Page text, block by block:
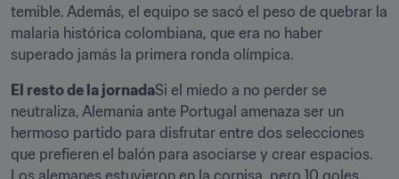
temible. Además, el equipo se sacó el peso de quebrar la
malaria histórica colombiana, que era no haber
superado jamás la primera ronda olímpica.
El resto de la jornadaSi el miedo a no perder se
neutraliza, Alemania ante Portugal amenaza ser un
hermoso partido para disfrutar entre dos selecciones
que prefieren el balón para asociarse y crear espacios.
Los alemanes estuvieron en la cornisa, pero 10 goles